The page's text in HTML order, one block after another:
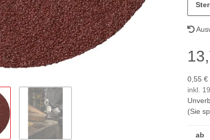
0,55 €
inkl.
(Sie
ab